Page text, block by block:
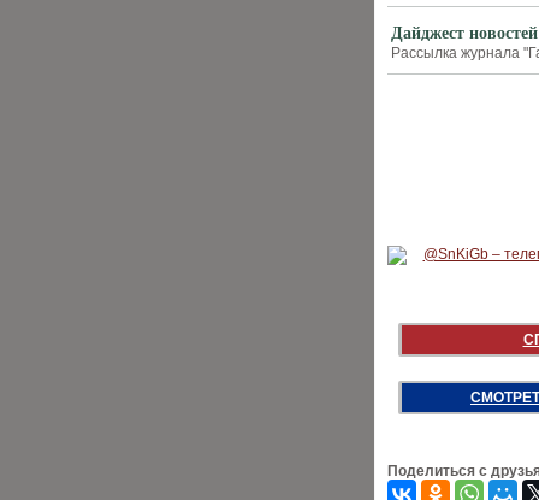
Дайджест
Рассылка журнала
Поделиться с